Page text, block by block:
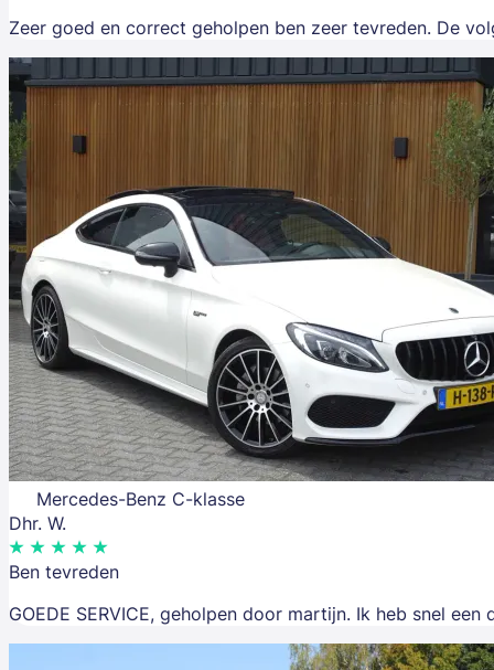
Zeer goed en correct geholpen ben zeer tevreden. De
Mercedes-Benz C-klasse
Dhr. W.
Ben tevreden
GOEDE SERVICE, geholpen door martijn. Ik heb snel